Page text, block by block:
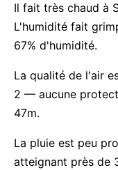
Il fait très chaud à
L'humidité fait
67% d'humidité.
La qualité de l'air
2 — aucune
47m.
La pluie est peu
atteignant près de